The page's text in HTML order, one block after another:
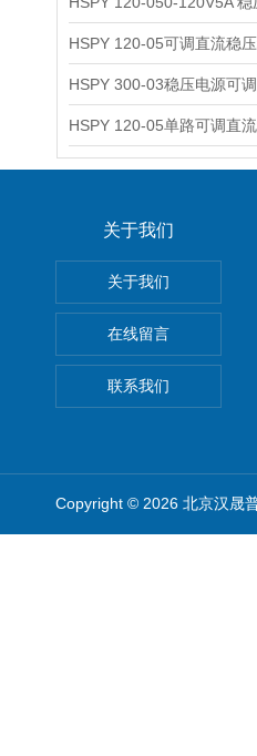
关于我们
关于我们
在线留言
联系我们
Copyright © 2026 北京汉晟